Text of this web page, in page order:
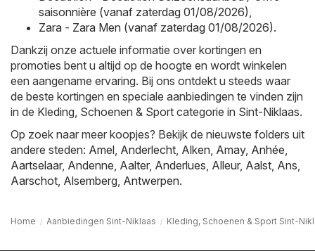
saisonnière (vanaf zaterdag 01/08/2026)
Zara - Zara Men (vanaf zaterdag 01/08/2026).
Dankzij onze actuele informatie over kortingen en
promoties bent u altijd op de hoogte en wordt winkelen
een aangename ervaring. Bij ons ontdekt u steeds waar
de beste kortingen en speciale aanbiedingen te vinden zijn
in de Kleding, Schoenen & Sport categorie in Sint-Niklaas.
Op zoek naar meer koopjes? Bekijk de nieuwste folders uit
andere steden: Amel Anderlecht Alken Amay, Anhée
Aartselaar, Andenne Aalter, Anderlues Alleur, Aalst Ans
Aarschot Alsemberg Antwerpen.
Home Aanbiedingen Sint-Niklaas Kleding, Schoenen & Sport Sint-